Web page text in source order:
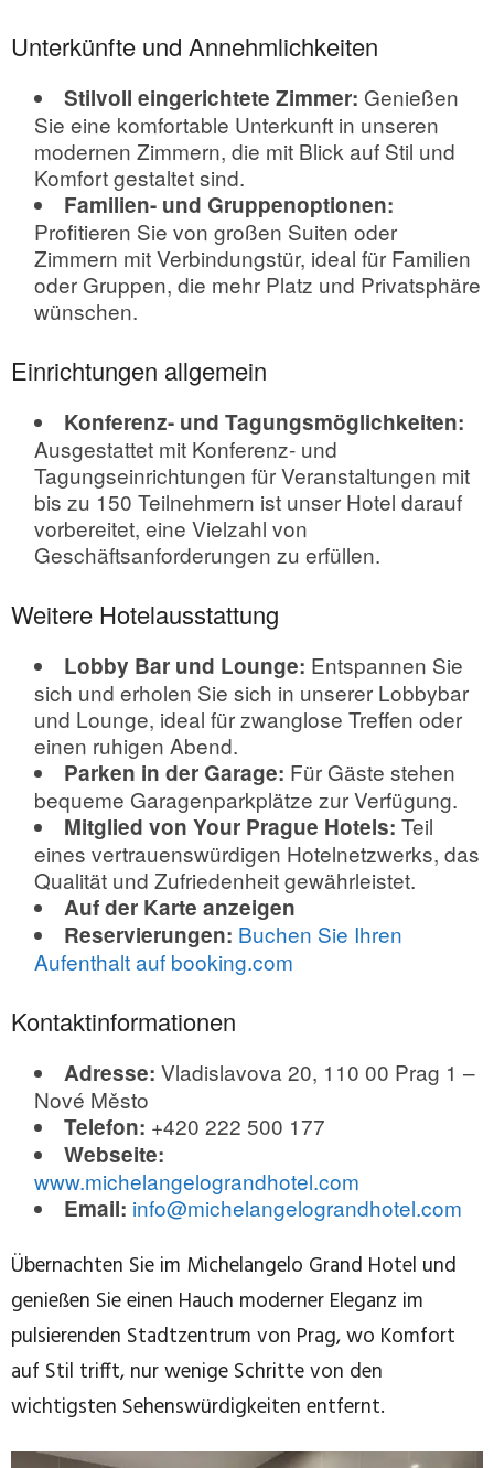
Unterkünfte und Annehmlichkeiten
Stilvoll eingerichtete Zimmer: Genießen
Sie eine komfortable Unterkunft in unseren
modernen Zimmern, die mit Blick auf Stil und
Komfort gestaltet sind.
Familien- und Gruppenoptionen:
Profitieren Sie von großen Suiten oder
Zimmern mit Verbindungstür, ideal für Familien
oder Gruppen, die mehr Platz und Privatsphäre
wünschen.
Einrichtungen allgemein
Konferenz- und Tagungsmöglichkeiten:
Ausgestattet mit Konferenz- und
Tagungseinrichtungen für Veranstaltungen mit
bis zu 150 Teilnehmern ist unser Hotel darauf
vorbereitet, eine Vielzahl von
Geschäftsanforderungen zu erfüllen.
Weitere Hotelausstattung
Lobby Bar und Lounge: Entspannen Sie
sich und erholen Sie sich in unserer Lobbybar
und Lounge, ideal für zwanglose Treffen oder
einen ruhigen Abend.
Parken in der Garage: Für Gäste stehen
bequeme Garagenparkplätze zur Verfügung.
Mitglied von Your Prague Hotels: Teil
eines vertrauenswürdigen Hotelnetzwerks, das
Qualität und Zufriedenheit gewährleistet.
Auf der Karte anzeigen
Reservierungen: Buchen Sie Ihren
Aufenthalt auf booking.com
Kontaktinformationen
Adresse: Vladislavova 20, 110 00 Prag 1 –
Nové Město
Telefon: +420 222 500 177
Webseite:
www.michelangelograndhotel.com
Email: info@michelangelograndhotel.com
Übernachten Sie im Michelangelo Grand Hotel und
genießen Sie einen Hauch moderner Eleganz im
pulsierenden Stadtzentrum von Prag, wo Komfort
auf Stil trifft, nur wenige Schritte von den
wichtigsten Sehenswürdigkeiten entfernt.